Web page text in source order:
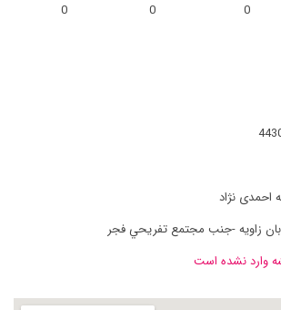
0
0
0
احمدی نژاد
زاويه -جنب مجتمع تفريحي فجر
وارد نشده است